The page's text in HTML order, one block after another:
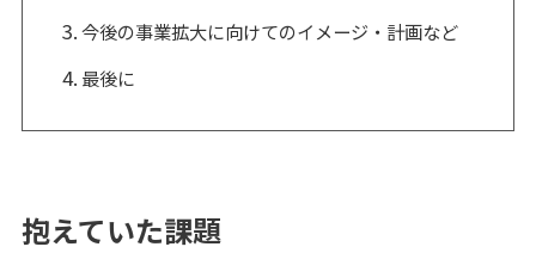
今後の事業拡大に向けてのイメージ・計画など
最後に
抱えていた課題